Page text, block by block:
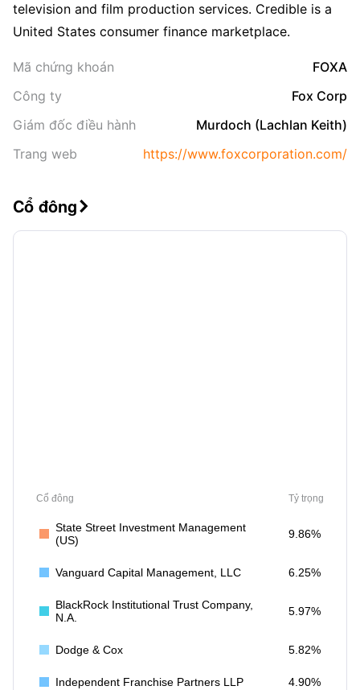
television and film production services. Credible is a
United States consumer finance marketplace.
Mã chứng khoán
FOXA
Công ty
Fox Corp
Giám đốc điều hành
Murdoch (Lachlan Keith)
Trang web
https://www.foxcorporation.com/
Cổ đông 
Cổ đông Tỷ trọng
State Street Investment Management
(US)
9.86%
Vanguard Capital Management, LLC 6.25%
BlackRock Institutional Trust Company,
N.A.
5.97%
Dodge & Cox 5.82%
Independent Franchise Partners LLP 4.90%